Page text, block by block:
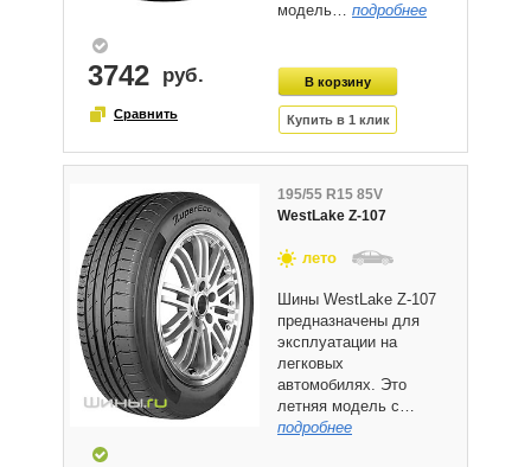
модель… подробнее
3742
195/55 R15 85V
WestLake Z-107
лето
Шины WestLake Z-107
предназначены для
эксплуатации на
легковых
автомобилях. Это
летняя модель с…
подробнее